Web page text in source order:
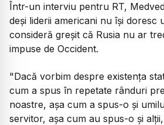
Într-un interviu pentru RT,
deși liderii americani nu își doresc
consideră greșit că Rusia nu ar
impuse de Occident.
"Dacă vorbim despre existenţa
cum a spus în repetate rânduri
noastre, aşa cum a spus-o şi
servitor, aşa cum au spus-o şi